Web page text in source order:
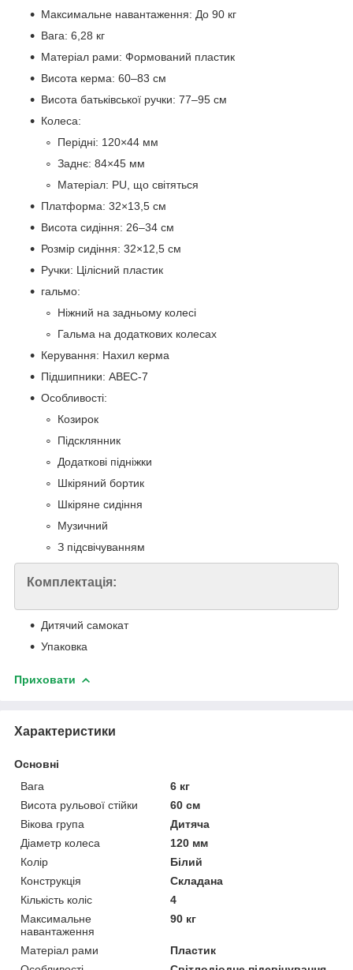
Максимальне навантаження: До 90 кг
Вага: 6,28 кг
Матеріал рами: Формований пластик
Висота керма: 60–83 см
Висота батьківської ручки: 77–95 см
Колеса:
Перідні: 120×44 мм
Заднє: 84×45 мм
Матеріал: PU, що світяться
Платформа: 32×13,5 см
Висота сидіння: 26–34 см
Розмір сидіння: 32×12,5 см
Ручки: Цілісний пластик
гальмо:
Ніжний на задньому колесі
Гальма на додаткових колесах
Керування: Нахил керма
Підшипники: ABEC-7
Особливості:
Козирок
Підсклянник
Додаткові підніжки
Шкіряний бортик
Шкіряне сидіння
Музичний
З підсвічуванням
Комплектація:
Дитячий самокат
Упаковка
Приховати
Характеристики
Основні
Вага
6 кг
Висота рульової стійки
60 см
Вікова група
Дитяча
Діаметр колеса
120 мм
Колір
Білий
Конструкція
Складана
Кількість коліс
4
Максимальне
навантаження
90 кг
Матеріал рами
Пластик